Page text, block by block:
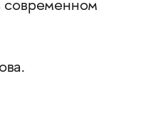
современном